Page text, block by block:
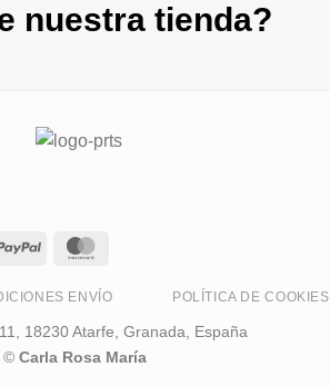
nuestra tienda?
ENVÍO POLÍTICA DE COOKIES
18230 Atarfe, Granada, España
© Carla Rosa María